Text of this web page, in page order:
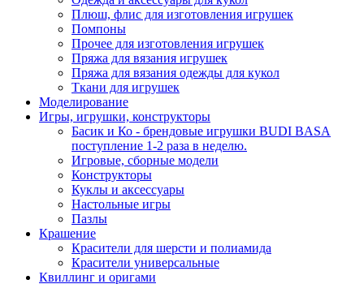
Плюш, флис для изготовления игрушек
Помпоны
Прочее для изготовления игрушек
Пряжа для вязания игрушек
Пряжа для вязания одежды для кукол
Ткани для игрушек
Моделирование
Игры, игрушки, конструкторы
Басик и Ко - брендовые игрушки BUDI BASA
поступление 1-2 раза в неделю.
Игровые, сборные модели
Конструкторы
Куклы и аксессуары
Настольные игры
Пазлы
Крашение
Красители для шерсти и полиамида
Красители универсальные
Квиллинг и оригами